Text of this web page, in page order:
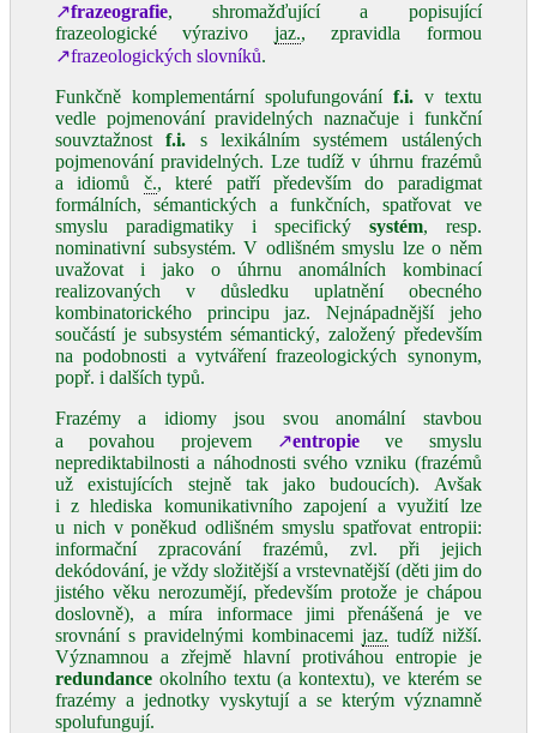
↗frazeografie, shromažďující a popisující
frazeologické výrazivo jaz., zpravidla formou
↗frazeologických slovníků.
Funkčně komplementární spolufungování f.i.v textu
vedle pojmenování pravidelných naznačuje i funkční
souvztažnostf.i. s lexikálním systémem ustálených
pojmenování pravidelných. Lze tudíž v úhrnu frazémů
a idiomů č., které patří především do paradigmat
formálních, sémantických a funkčních, spatřovat ve
smyslu paradigmatiky i specifický systém, resp.
nominativní subsystém. V odlišném smyslu lze o něm
uvažovat i jako o úhrnu anomálních kombinací
realizovaných v důsledku uplatnění obecného
kombinatorického principu jaz. Nejnápadnější jeho
součástí je subsystém sémantický, založený především
na podobnosti a vytváření frazeologických synonym,
popř. i dalších typů.
Frazémy a idiomy jsou svou anomální stavbou
a povahou projevem
↗entropie ve smyslu
neprediktabilnosti a náhodnosti svého vzniku (frazémů
už existujících stejně tak jako budoucích). Avšak
i z hlediska komunikativního zapojení a využití lze
u nich v poněkud odlišném smyslu spatřovat entropii:
informační zpracování frazémů, zvl. při jejich
dekódování, je vždy složitější a vrstevnatější (děti jim do
jistého věku nerozumějí, především protože je chápou
doslovně), a míra informace jimi přenášená je ve
srovnání s pravidelnými kombinacemi jaz. tudíž nižší.
Významnou a zřejmě hlavní protiváhou entropie je
redundance okolního textu (a kontextu), ve kterém se
frazémy a jednotky vyskytují a se kterým významně
spolufungují.